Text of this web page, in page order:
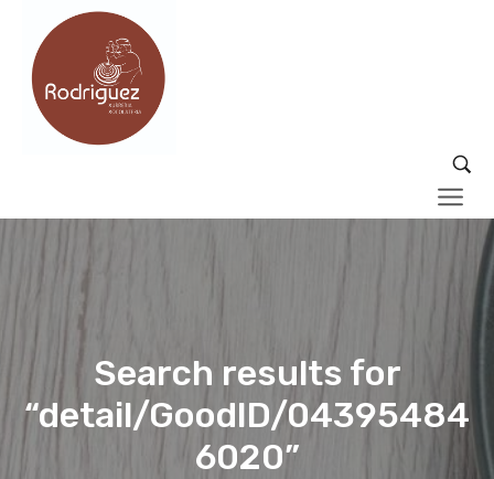
Search results for
“detail/GoodID/04395484
6020”